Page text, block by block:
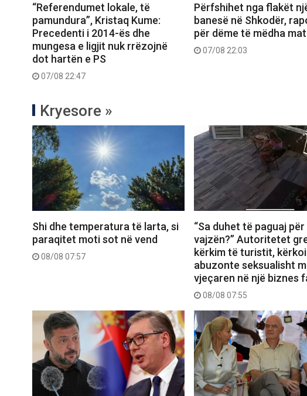
“Referendumet lokale, të
pamundura”, Kristaq Kume:
Precedenti i 2014-ës dhe
mungesa e ligjit nuk rrëzojnë
dot hartën e PS
07/08 22:47
Përfshihet nga flakët
banesë në Shkodër,
për dëme të mëdha
07/08 22:03
Kryesore »
Shi dhe temperatura të larta, si
paraqitet moti sot në vend
08/08 07:57
“Sa duhet të paguaj për
vajzën?” Autoritetet
kërkim të turistit,
abuzonte seksualisht
vjeçaren në një biznes
08/08 07:55